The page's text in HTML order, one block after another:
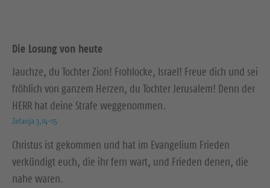
Die Losung von heute
Jauchze, du Tochter Zion! Frohlocke, Israel! Freue dich und sei
fröhlich von ganzem Herzen, du Tochter Jerusalem! Denn der
HERR hat deine Strafe weggenommen.
Zefanja 3,14-15
Christus ist gekommen und hat im Evangelium Frieden
verkündigt euch, die ihr fern wart, und Frieden denen, die
nahe waren.